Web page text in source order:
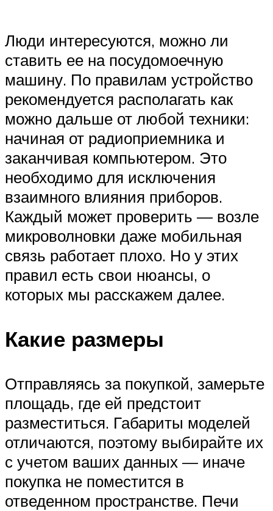
Люди интересуются, можно ли
ставить ее на посудомоечную
машину. По правилам устройство
рекомендуется располагать как
можно дальше от любой техники:
начиная от радиоприемника и
заканчивая компьютером. Это
необходимо для исключения
взаимного влияния приборов.
Каждый может проверить — возле
микроволновки даже мобильная
связь работает плохо. Но у этих
правил есть свои нюансы, о
которых мы расскажем далее.
Какие размеры
Отправляясь за покупкой, замерьте
площадь, где ей предстоит
разместиться. Габариты моделей
отличаются, поэтому выбирайте их
с учетом ваших данных — иначе
покупка не поместится в
отведенном пространстве. Печи